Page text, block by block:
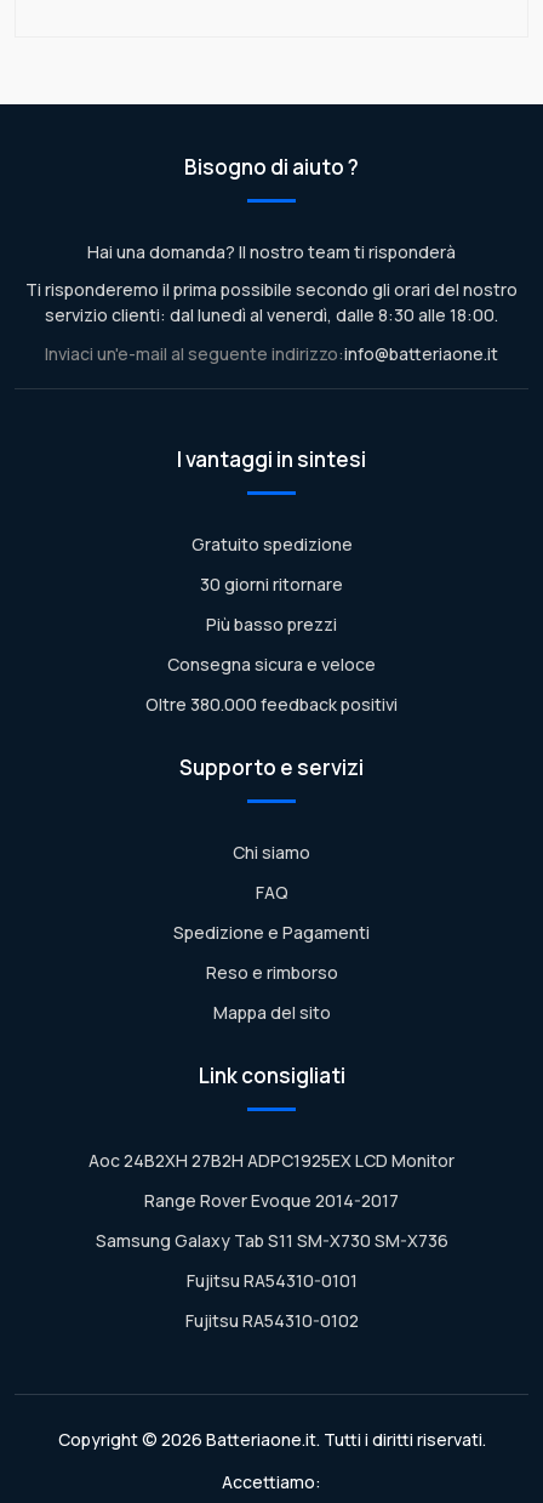
Bisogno di aiuto ?
Hai una domanda? Il nostro team ti risponderà
Ti risponderemo il prima possibile secondo gli orari del nostro
servizio clienti: dal lunedì al venerdì, dalle 8:30 alle 18:00.
Inviaci un'e-mail al seguente indirizzo:info@batteriaone.it
I vantaggi in sintesi
Gratuito spedizione
30 giorni ritornare
Più basso prezzi
Consegna sicura e veloce
Oltre 380.000 feedback positivi
Supporto e servizi
Chi siamo
FAQ
Spedizione e Pagamenti
Reso e rimborso
Mappa del sito
Link consigliati
Aoc 24B2XH 27B2H ADPC1925EX LCD Monitor
Range Rover Evoque 2014-2017
Samsung Galaxy Tab S11 SM-X730 SM-X736
Fujitsu RA54310-0101
Fujitsu RA54310-0102
Copyright © 2026 Batteriaone.it. Tutti i diritti riservati.
Accettiamo: